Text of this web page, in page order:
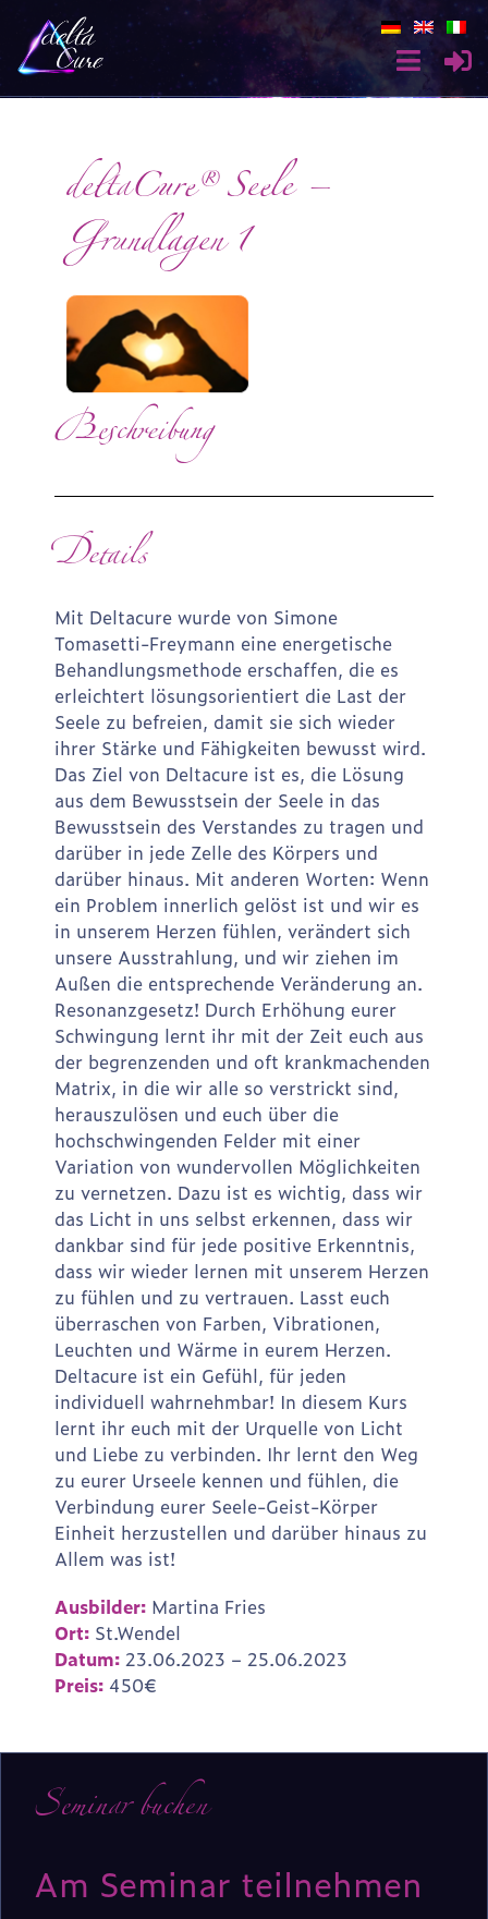
deltaCure® Seele –
Grundlagen 1
Beschreibung
Details
Mit Deltacure wurde von Simone
Tomasetti-Freymann eine energetische
Behandlungsmethode erschaffen, die es
erleichtert lösungsorientiert die Last der
Seele zu befreien, damit sie sich wieder
ihrer Stärke und Fähigkeiten bewusst wird.
Das Ziel von Deltacure ist es, die Lösung
aus dem Bewusstsein der Seele in das
Bewusstsein des Verstandes zu tragen und
darüber in jede Zelle des Körpers und
darüber hinaus. Mit anderen Worten: Wenn
ein Problem innerlich gelöst ist und wir es
in unserem Herzen fühlen, verändert sich
unsere Ausstrahlung, und wir ziehen im
Außen die entsprechende Veränderung an.
Resonanzgesetz! Durch Erhöhung eurer
Schwingung lernt ihr mit der Zeit euch aus
der begrenzenden und oft krankmachenden
Matrix, in die wir alle so verstrickt sind,
herauszulösen und euch über die
hochschwingenden Felder mit einer
Variation von wundervollen Möglichkeiten
zu vernetzen. Dazu ist es wichtig, dass wir
das Licht in uns selbst erkennen, dass wir
dankbar sind für jede positive Erkenntnis,
dass wir wieder lernen mit unserem Herzen
zu fühlen und zu vertrauen. Lasst euch
überraschen von Farben, Vibrationen,
Leuchten und Wärme in eurem Herzen.
Deltacure ist ein Gefühl, für jeden
individuell wahrnehmbar! In diesem Kurs
lernt ihr euch mit der Urquelle von Licht
und Liebe zu verbinden. Ihr lernt den Weg
zu eurer Urseele kennen und fühlen, die
Verbindung eurer Seele-Geist-Körper
Einheit herzustellen und darüber hinaus zu
Allem was ist!
Ausbilder: Martina Fries
Ort: St.Wendel
Datum: 23.06.2023 – 25.06.2023
Preis: 450€
Seminar buchen
Am Seminar teilnehmen